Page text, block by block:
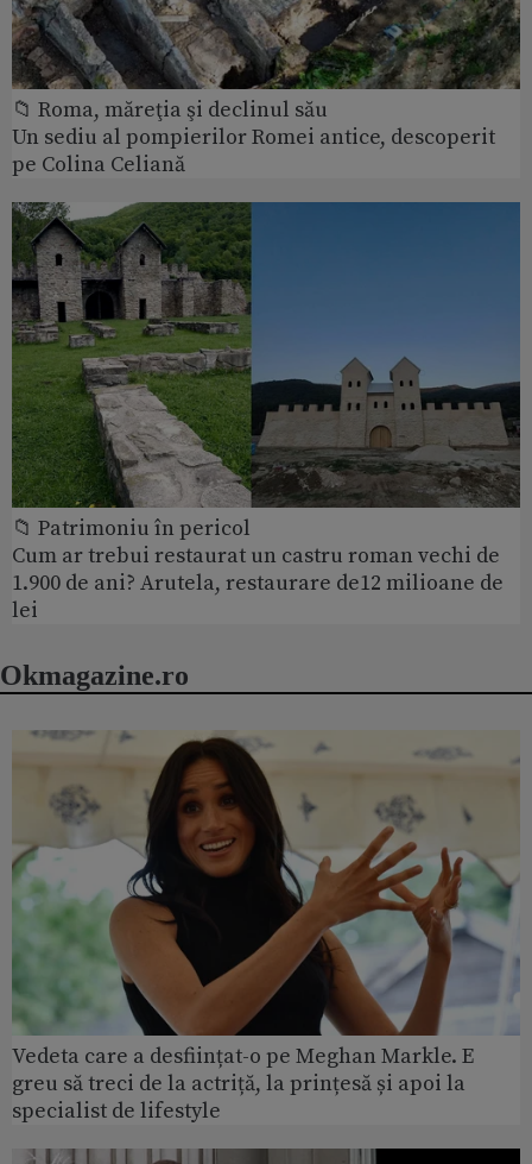
📁 Roma, măreţia şi declinul său
Un sediu al pompierilor Romei antice, descoperit
pe Colina Celiană
📁 Patrimoniu în pericol
Cum ar trebui restaurat un castru roman vechi de
1.900 de ani? Arutela, restaurare de12 milioane de
lei
Okmagazine.ro
Vedeta care a desființat-o pe Meghan Markle. E
greu să treci de la actriță, la prințesă și apoi la
specialist de lifestyle